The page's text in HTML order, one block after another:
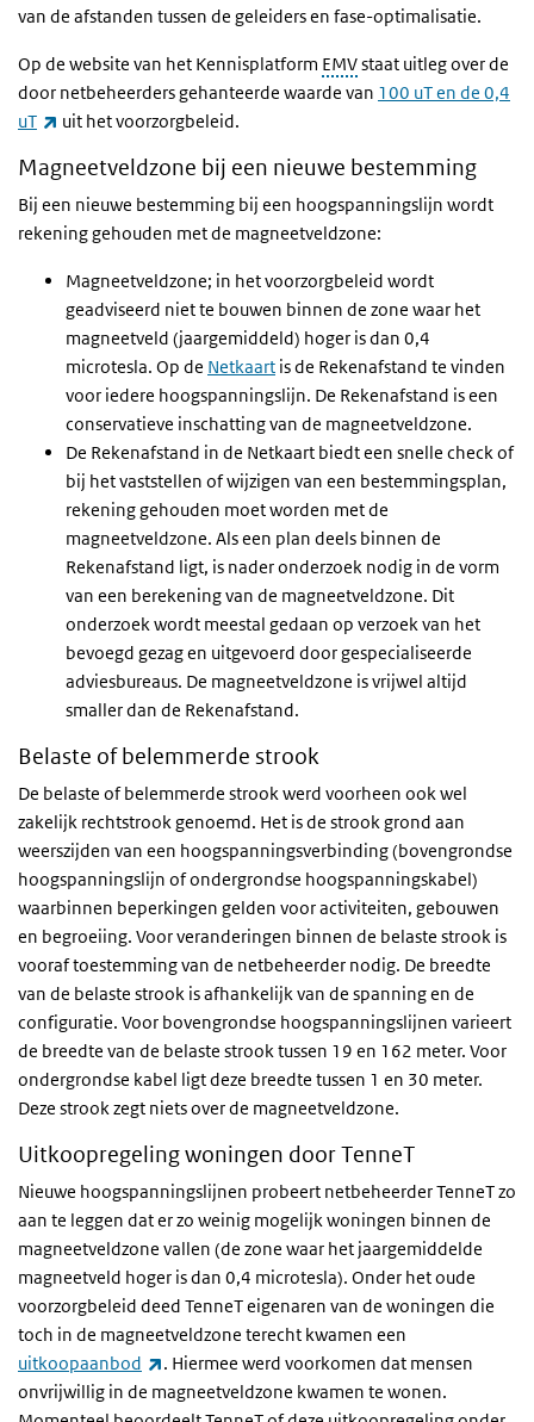
van de afstanden tussen de geleiders en fase-optimalisatie.
Op de website van het Kennisplatform EMVstaat uitleg over de
door netbeheerders gehanteerde waarde van 100 uT en de 0,4
uT
(externe link)
uit het voorzorgbeleid.
Magneetveldzone bij een nieuwe bestemming
Bij een nieuwe bestemming bij een hoogspanningslijn wordt
rekening gehouden met de magneetveldzone:
Magneetveldzone; in het voorzorgbeleid wordt
geadviseerd niet te bouwen binnen de zone waar het
magneetveld (jaargemiddeld) hoger is dan 0,4
microtesla. Op de Netkaart is de Rekenafstand te vinden
voor iedere hoogspanningslijn. De Rekenafstand is een
conservatieve inschatting van de magneetveldzone.
De Rekenafstand in de Netkaart biedt een snelle check of
bij het vaststellen of wijzigen van een bestemmingsplan,
rekening gehouden moet worden met de
magneetveldzone. Als een plan deels binnen de
Rekenafstand ligt, is nader onderzoek nodig in de vorm
van een berekening van de magneetveldzone. Dit
onderzoek wordt meestal gedaan op verzoek van het
bevoegd gezag en uitgevoerd door gespecialiseerde
adviesbureaus. De magneetveldzone is vrijwel altijd
smaller dan de Rekenafstand.
Belaste of belemmerde strook
De belaste of belemmerde strook werd voorheen ook wel
zakelijk rechtstrook genoemd. Het is de strook grond aan
weerszijden van een hoogspanningsverbinding (bovengrondse
hoogspanningslijn of ondergrondse hoogspanningskabel)
waarbinnen beperkingen gelden voor activiteiten, gebouwen
en begroeiing. Voor veranderingen binnen de belaste strook is
vooraf toestemming van de netbeheerder nodig. De breedte
van de belaste strook is afhankelijk van de spanning en de
configuratie. Voor bovengrondse hoogspanningslijnen varieert
de breedte van de belaste strook tussen 19 en 162 meter. Voor
ondergrondse kabel ligt deze breedte tussen 1 en 30 meter.
Deze strook zegt niets over de magneetveldzone.
Uitkoopregeling woningen door TenneT
Nieuwe hoogspanningslijnen probeert netbeheerder TenneT zo
aan te leggen dat er zo weinig mogelijk woningen binnen de
magneetveldzone vallen (de zone waar het jaargemiddelde
magneetveld hoger is dan 0,4 microtesla). Onder het oude
voorzorgbeleid deed TenneT eigenaren van de woningen die
toch in de magneetveldzone terecht kwamen een
uitkoopaanbod
(externe link)
. Hiermee werd voorkomen dat mensen
onvrijwillig in de magneetveldzone kwamen te wonen.